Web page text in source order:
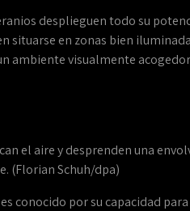
desplieguen todo su
situarse en zonas bien
ambiente visualmente
el aire y desprenden una
(Florian Schuh/dpa)
conocido por su capacidad